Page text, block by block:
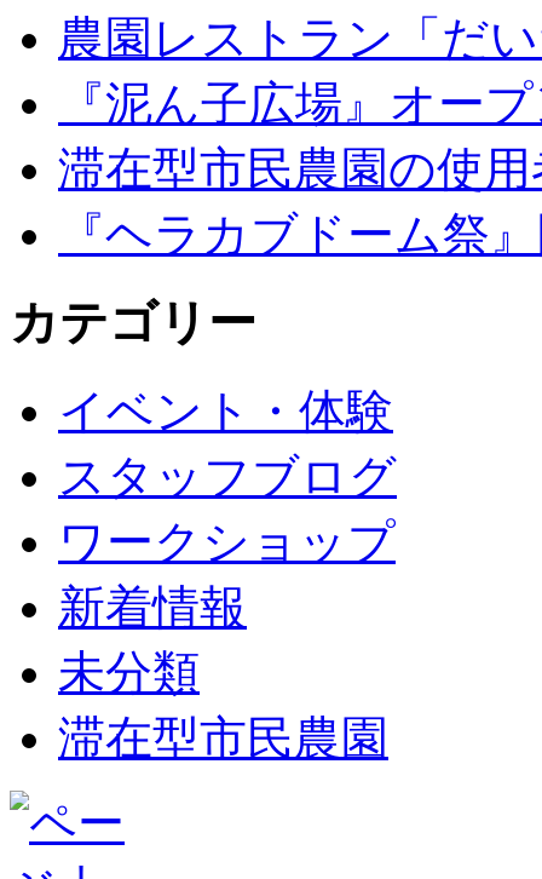
農園レストラン「だ
『泥ん子広場』オー
滞在型市民農園の使
『ヘラカブドーム祭
カテゴリー
イベント・体験
スタッフブログ
ワークショップ
新着情報
未分類
滞在型市民農園